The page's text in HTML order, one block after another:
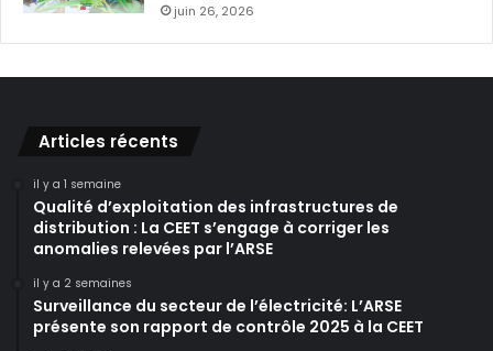
juin 26, 2026
Articles récents
il y a 1 semaine
Qualité d’exploitation des infrastructures de
distribution : La CEET s’engage à corriger les
anomalies relevées par l’ARSE
il y a 2 semaines
Surveillance du secteur de l’électricité: L’ARSE
présente son rapport de contrôle 2025 à la CEET